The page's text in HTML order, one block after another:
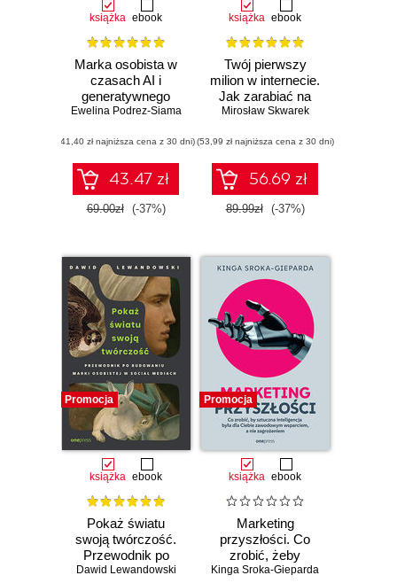
książka ebook
Marka osobista w
czasach AI i
generatywnego
wyszukiwania
Ewelina Podrez-Siama
(41,40 zł najniższa cena z 30 dni)
43.47 zł
69.00zł (-37%)
książka ebook
Twój pierwszy
milion w internecie.
Jak zarabiać na
wiedzy i
wykorzystać swój
potencjał
Mirosław Skwarek
(53,99 zł najniższa cena z 30 dni)
56.69 zł
89.99zł (-37%)
Promocja
książka ebook
Pokaż światu
swoją twórczość.
Przewodnik po
budowaniu marki
Dawid Lewandowski
Promocja
książka ebook
Marketing
przyszłości. Co
zrobić, żeby
sztuczna
Kinga Sroka-Gieparda